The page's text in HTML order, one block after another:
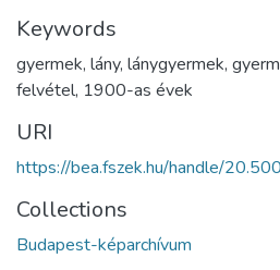
Keywords
gyermek, lány, lánygyermek,
felvétel, 1900-as évek
URI
https://bea.fszek.hu/handle/
Collections
Budapest-képarchívum